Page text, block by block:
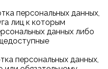
персональных данных,
лиц к которым
данных либо
персональных данных,